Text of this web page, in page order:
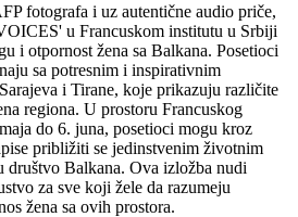
fotografa i uz autentične audio priče,
u Francuskom institutu u Srbiji
i otpornost žena sa Balkana. Posetioci
sa potresnim i inspirativnim
i Tirane, koje prikazuju različite
regiona. U prostoru Francuskog
do 6. juna, posetioci mogu kroz
približiti se jedinstvenim životnim
društvo Balkana. Ova izložba nudi
za sve koji žele da razumeju
žena sa ovih prostora.